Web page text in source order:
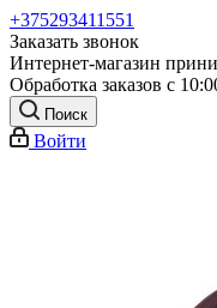
+375293411551
Заказать звонок
Интернет-магазин
Обработка заказов с
Поиск
Войти